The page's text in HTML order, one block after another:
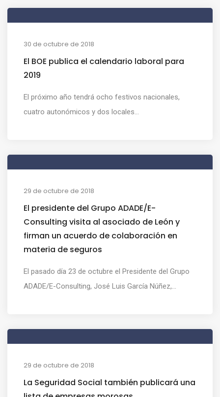
30 de octubre de 2018
El BOE publica el calendario laboral para
2019
El próximo año tendrá ocho festivos nacionales,
cuatro autonómicos y dos locales...
29 de octubre de 2018
El presidente del Grupo ADADE/E-
Consulting visita al asociado de León y
firman un acuerdo de colaboración en
materia de seguros
El pasado día 23 de octubre el Presidente del Grupo
ADADE/E-Consulting, José Luis García Núñez,...
29 de octubre de 2018
La Seguridad Social también publicará una